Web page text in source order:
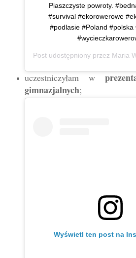
Piaszczyste powroty.
#survival #ekorowerowe
#podlasie #Poland #polska
Post udostępniony przez Maria
uczestniczyłam w
gimnazjalnych;
Wyświetl ten post na